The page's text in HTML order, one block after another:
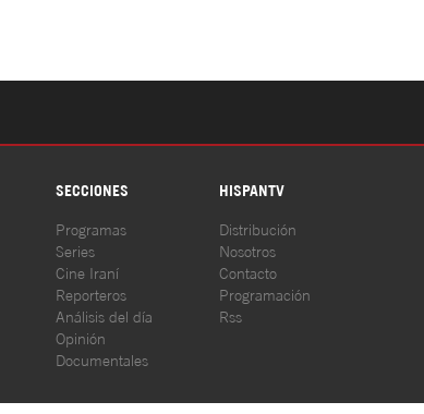
SECCIONES HISPANTV
Programas
Series
Cine Iraní
Reporteros
Análisis del día
Opinión
Documentales
Distribución
Nosotros
Contacto
Programación
Rss